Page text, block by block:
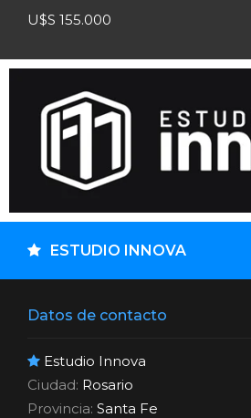
U$S 155.000
ESTUDIO INNOVA
Datos de contacto
Estudio Innova
Ciudad: Rosario
Provincia: Santa Fe